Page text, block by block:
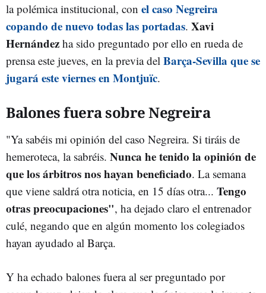
la polémica institucional, con el caso Negreira
copando de nuevo todas las portadas. Xavi
Hernández ha sido preguntado por ello en rueda de
prensa este jueves, en la previa del Barça-Sevilla que se
jugará este viernes en Montjuïc.
Balones fuera sobre Negreira
"Ya sabéis mi opinión del caso Negreira. Si tiráis de
hemeroteca, la sabréis. Nunca he tenido la opinión de
que los árbitros nos hayan beneficiado. La semana
que viene saldrá otra noticia, en 15 días otra... Tengo
otras preocupaciones", ha dejado claro el entrenador
culé, negando que en algún momento los colegiados
hayan ayudado al Barça.
Y ha echado balones fuera al ser preguntado por